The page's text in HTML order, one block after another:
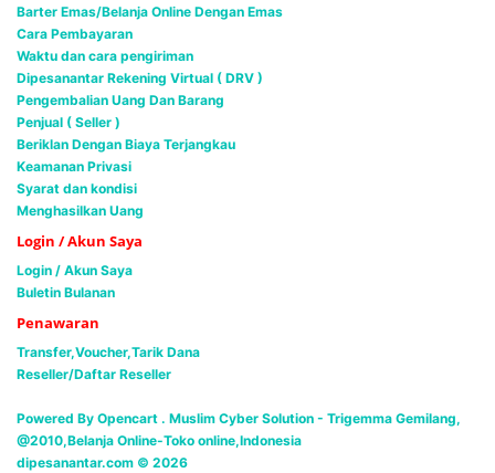
Barter Emas/Belanja Online Dengan Emas
Cara Pembayaran
Waktu dan cara pengiriman
Dipesanantar Rekening Virtual ( DRV )
Pengembalian Uang Dan Barang
Penjual ( Seller )
Beriklan Dengan Biaya Terjangkau
Keamanan Privasi
Syarat dan kondisi
Menghasilkan Uang
Login / Akun Saya
Login / Akun Saya
Buletin Bulanan
Penawaran
Transfer,Voucher,Tarik Dana
Reseller/Daftar Reseller
Powered By Opencart . Muslim Cyber Solution - Trigemma Gemilang,
@2010,Belanja Online-Toko online,Indonesia
dipesanantar.com © 2026